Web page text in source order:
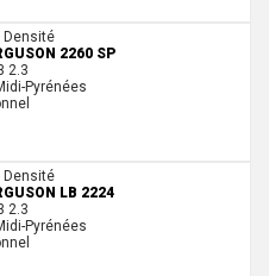
Densité
2260 SP
2.3
Pyrénées
Densité
LB 2224
2.3
Pyrénées